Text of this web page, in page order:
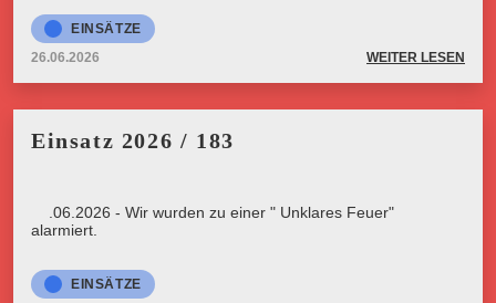
EINSÄTZE
26.06.2026
WEITER LESEN
Einsatz 2026 / 183
23.06.2026 - Wir wurden zu einer " Unklares Feuer"
alarmiert.
EINSÄTZE